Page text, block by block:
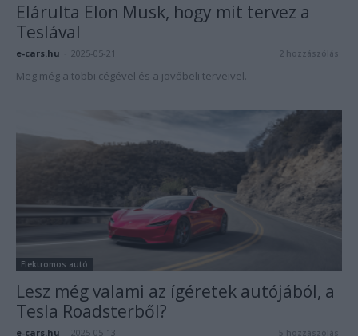
Elárulta Elon Musk, hogy mit tervez a
Teslával
e-cars.hu 2025-05-21 2 hozzászólás
Meg még a többi cégével és a jövőbeli terveivel.
Elektromos autó
Lesz még valami az ígéretek autójából, a
Tesla Roadsterből?
e-cars.hu 2025-05-13 5 hozzászólás